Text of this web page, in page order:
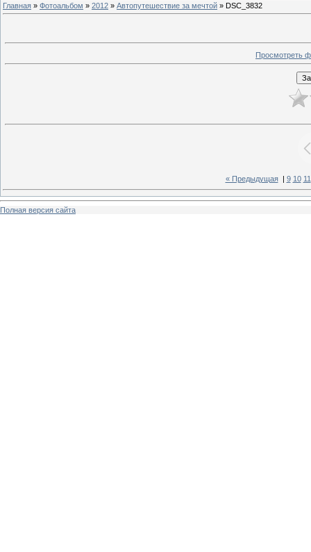
Главная » Фотоальбом » 2012 » Автопутешествие за мечтой » DSC_3832
Просмотреть
« Предыдущая| 9 10 11
Полная версия сайта